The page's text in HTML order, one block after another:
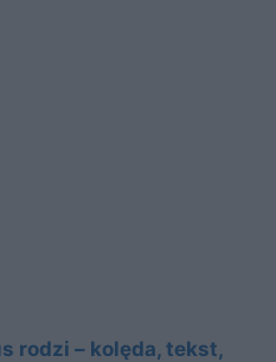
rodzi – kolęda, tekst,